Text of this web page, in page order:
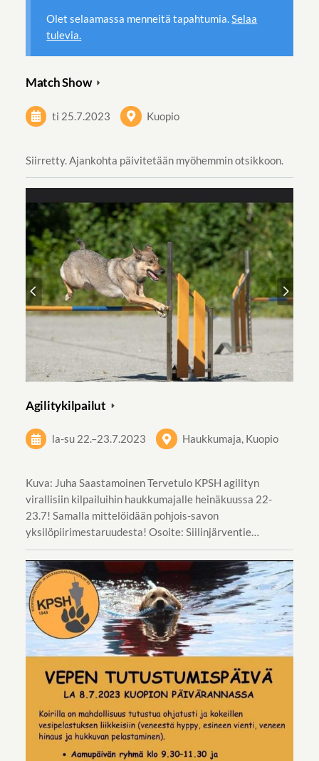
Olet selaamassa menneitä tapahtumia.Selaa
tulevia.
Match Show
ti 25.7.2023 Kuopio
Siirretty. Ajankohta päivitetään myöhemmin otsikkoon.
Agilitykilpailut
la-su 22.–23.7.2023 Haukkumaja, Kuopio
Kuva: Juha Saastamoinen Tervetulo KPSH agilityn
virallisiin kilpailuihin haukkumajalle heinäkuussa 22-
23.7! Samalla mittelöidään pohjois-savon
yksilöpiirimestaruudesta! Osoite: Siilinjärventie…